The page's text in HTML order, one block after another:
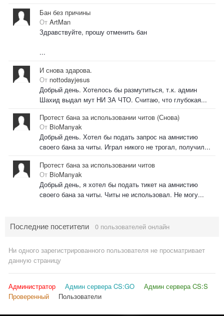
Бан без причины
От ArtMan
Здравствуйте, прошу отменить бан
...
И снова здарова.
От nottodayjesus
Добрый день. Хотелось бы размутиться, т.к. админ
Шахид выдал мут НИ ЗА ЧТО. Считаю, что глубокая...
Протест бана за использовании читов (Снова)
От BioManyak
Добрый день. Хотел бы подать запрос на амнистию
своего бана за читы. Играл никого не трогал, получил...
Протест бана за использовании читов
От BioManyak
Добрый день, я хотел бы подать тикет на амнистию
своего бана за читы. Читы не использовал. Не могу...
Последние посетители 0 пользователей онлайн
Ни одного зарегистрированного пользователя не просматривает
данную страницу
Администратор Админ сервера CS:GO
Админ сервера CS:S
Проверенный
Пользователи